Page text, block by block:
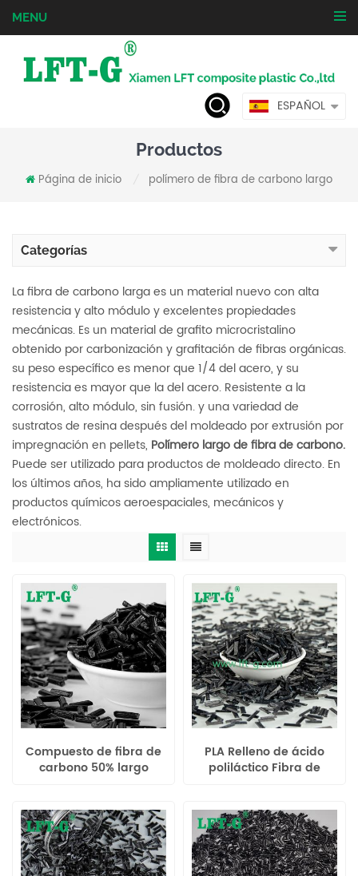
MENU
ESPAÑOL
Productos
Página de inicio polímero de fibra de carbono largo
Categorías
La fibra de carbono larga es un material nuevo con alta
resistencia y alto módulo y excelentes propiedades
mecánicas. Es un material de grafito microcristalino
obtenido por carbonización y grafitación de fibras orgánicas.
su peso específico es menor que 1/4 del acero, y su
resistencia es mayor que la del acero. Resistente a la
corrosión, alto módulo, sin fusión. y una variedad de
sustratos de resina después del moldeado por extrusión por
impregnación en pellets, Polímero largo de fibra de carbono.
Puede ser utilizado para productos de moldeado directo. En
los últimos años, ha sido ampliamente utilizado en
productos químicos aeroespaciales, mecánicos y
electrónicos.
Compuesto de fibra de
carbono 50% largo
Grado general
PLA Relleno de ácido
poliláctico Fibra de
rendimiento